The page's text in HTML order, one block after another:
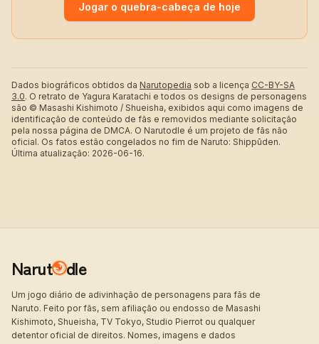
Jogar o quebra-cabeça de hoje
Dados biográficos obtidos da Narutopedia sob a licença CC-BY-SA
3.0. O retrato de Yagura Karatachi e todos os designs de personagens
são © Masashi Kishimoto / Shueisha, exibidos aqui como imagens de
identificação de conteúdo de fãs e removidos mediante solicitação
pela nossa página de DMCA. O Narutodle é um projeto de fãs não
oficial. Os fatos estão congelados no fim de Naruto: Shippūden.
Última atualização: 2026-06-16.
Narut dle
Um jogo diário de adivinhação de personagens para fãs de
Naruto. Feito por fãs, sem afiliação ou endosso de Masashi
Kishimoto, Shueisha, TV Tokyo, Studio Pierrot ou qualquer
detentor oficial de direitos. Nomes, imagens e dados